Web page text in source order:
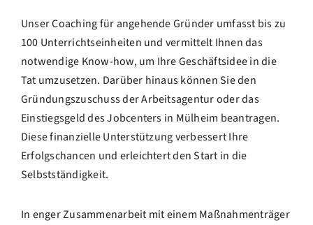
Unser Coaching für angehende Gründer umfasst bis zu
100 Unterrichtseinheiten und vermittelt Ihnen das
notwendige Know-how, um Ihre Geschäftsidee in die
Tat umzusetzen. Darüber hinaus können Sie den
Gründungszuschuss der Arbeitsagentur oder das
Einstiegsgeld des Jobcenters in Mülheim beantragen.
Diese finanzielle Unterstützung verbessert Ihre
Erfolgschancen und erleichtert den Start in die
Selbstständigkeit.
In enger Zusammenarbeit mit einem Maßnahmenträger